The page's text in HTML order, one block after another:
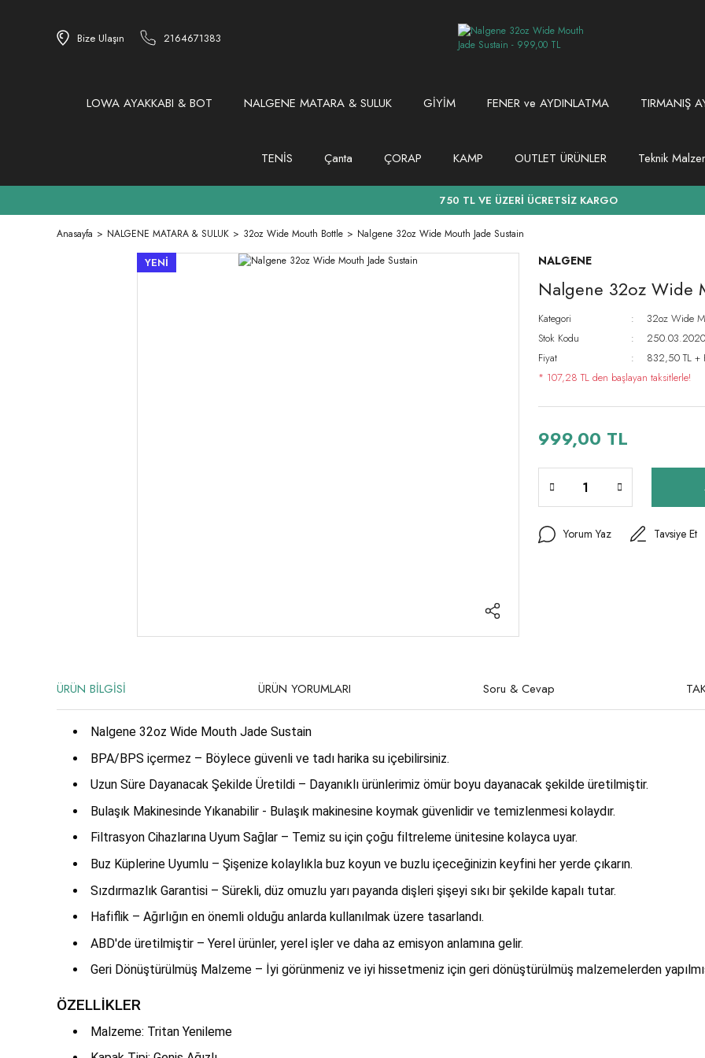
Bize Ulaşın 2164671383
LOWA AYAKKABI & BOT NALGENE MATARA & SULUK GİYİM FENER ve AYDINLATMA TIRMANIŞ
TENİS Çanta ÇORAP KAMP OUTLET ÜRÜNLER Teknik
750 TL VE ÜZERİ ÜCRETSİZ KARGO
Anasayfa NALGENE MATARA & SULUK 32oz Wide Mouth Bottle Nalgene 32oz Wide Mouth Jade Sustain
YENİ NALGENE
Nalgene 32oz Wide
Kategori
32oz Wide
Stok Kodu
Fiyat
832,50 TL +
* 107,28 TL den başlayan taksitlerle!
999,00 TL
Yorum Yaz Tavsiye Et
ÜRÜN BİLGİSİ ÜRÜN YORUMLARI Soru & Cevap
Nalgene 32oz Wide Mouth Jade Sustain
BPA/BPS içermez – Böylece güvenli ve tadı harika su içebilirsiniz.
Uzun Süre Dayanacak Şekilde Üretildi – Dayanıklı ürünlerimiz ömür boyu dayanacak şekilde üretilmiştir.
Bulaşık Makinesinde Yıkanabilir - Bulaşık makinesine koymak güvenlidir ve temizlenmesi kolaydır.
Filtrasyon Cihazlarına Uyum Sağlar – Temiz su için çoğu filtreleme ünitesine kolayca uyar.
Buz Küplerine Uyumlu – Şişenize kolaylıkla buz koyun ve buzlu içeceğinizin keyfini her yerde çıkarın.
Sızdırmazlık Garantisi – Sürekli, düz omuzlu yarı payanda dişleri şişeyi sıkı bir şekilde kapalı tutar.
Hafiflik – Ağırlığın en önemli olduğu anlarda kullanılmak üzere tasarlandı.
ABD'de üretilmiştir – Yerel ürünler, yerel işler ve daha az emisyon anlamına gelir.
Geri Dönüştürülmüş Malzeme – İyi görünmeniz ve iyi hissetmeniz için geri dönüştürülmüş malzemelerden
ÖZELLİKLER
Malzeme: Tritan Yenileme